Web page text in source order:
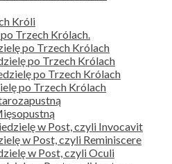
Króli
Trzech Królach.
po Trzech Królach
po Trzech Królach
po Trzech Królach
po Trzech Królach
w Post, czyli Invocavit
w Post, czyli Reminiscere
w Post, czyli Oculi